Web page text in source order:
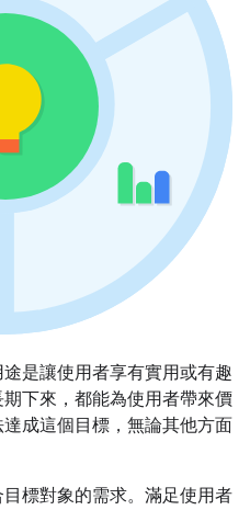
是讓使用者享有實用或有趣
下來，都能為使用者帶來價
成這個目標，無論其他方面
標對象的需求。滿足使用者